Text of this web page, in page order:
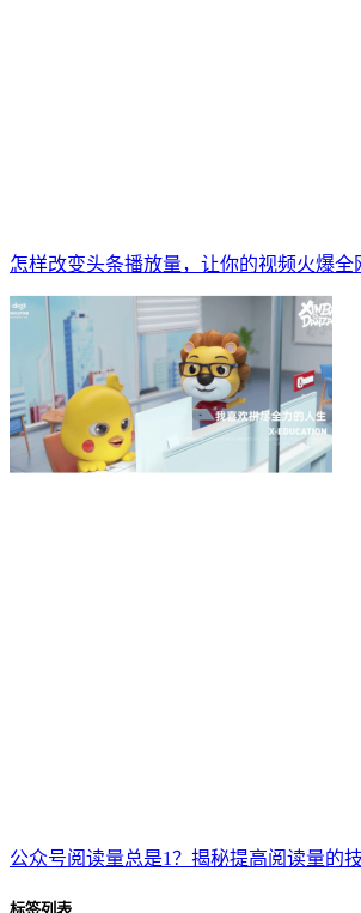
怎样改变头条播放量，让你的视频火爆全
公众号阅读量总是1？揭秘提高阅读量的技